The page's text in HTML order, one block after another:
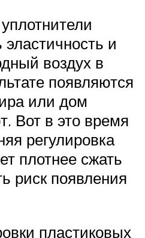
и
воздух в
появляются
или дом
Вот в это время
регулировка
плотнее сжать
риск появления
пластиковых